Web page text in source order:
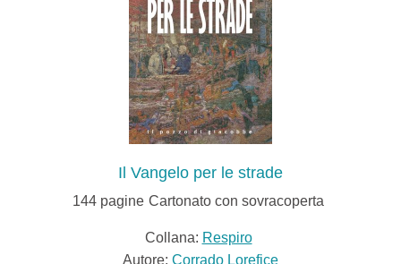
Il Vangelo per le strade
144 pagine Cartonato con sovracoperta
Collana: Respiro
Autore: Corrado Lorefice